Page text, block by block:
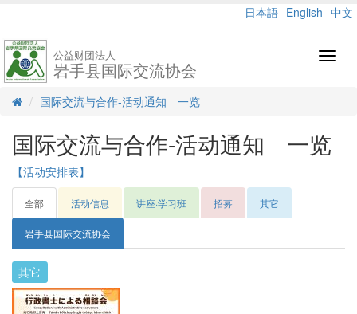
日本語 English 中文
公益财团法人
岩手县国际交流协会
国际交流与合作-活动通知 一览
国际交流与合作-活动通知 一览
【活动安排表】
全部 活动信息 讲座·学习班 招募 其它
岩手县国际交流协会
其它